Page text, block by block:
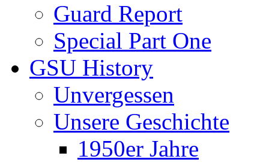
Guard Report
Special Part One
GSU History
Unvergessen
Unsere Geschichte
1950er Jahre